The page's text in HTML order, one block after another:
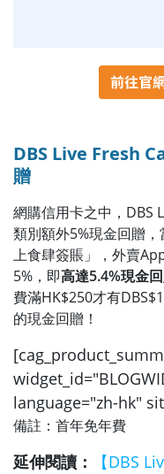
DBS Live Fresh
贈
網購信用卡之中，DBS
類別額外5%現金回贈
上食肆簽賬」，外賣
5%，即高達5.4%現金
費滿HK$250才有
的現金回贈！
language="zh-hk"
備註：首年免年費
延伸閱讀：
【DBS